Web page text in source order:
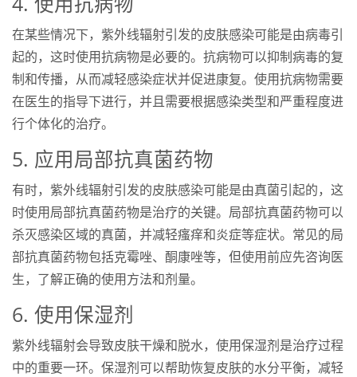
在某些情况下，紫外线辐射引发的皮肤感染可能是由病毒引
起的，这时使用抗病物是必要的。抗病物可以抑制病毒的复
制和传播，从而减轻感染症状并促进康复。使用抗病物需要
在医生的指导下进行，并且需要根据感染类型和严重程度进
行个体化的治疗。
5. 应用局部抗真菌药物
有时，紫外线辐射引发的皮肤感染可能是由真菌引起的，这
时使用局部抗真菌药物是治疗的关键。局部抗真菌药物可以
杀灭感染区域的真菌，并减轻瘙痒和炎症等症状。常见的局
部抗真菌药物包括克霉唑、酮康唑等，但使用前应先咨询医
生，了解正确的使用方法和剂量。
6. 使用保湿剂
紫外线辐射会导致皮肤干燥和脱水，使用保湿剂是治疗过程
中的重要一环。保湿剂可以帮助恢复皮肤的水分平衡，减轻